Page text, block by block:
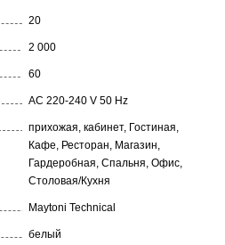
20
2 000
60
AC 220-240 V 50 Hz
прихожая, кабинет, Гостиная,
Кафе, Ресторан, Магазин,
Гардеробная, Спальня, Офис,
Столовая/Кухня
Maytoni Technical
белый